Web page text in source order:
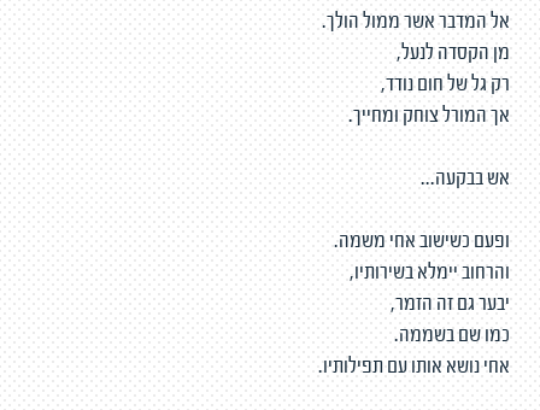
אל המדבר אשר ממול הולך.
מן הקסדה לנעל,
רק גל של חום נודד,
אך המורל צוחק ומחייך.
אש בבקעה...
ופעם כשישוב אחי משמה.
והרחוב יימלא בשירותיו,
יבער גם זה הזמר,
כמו שם בשממה.
אחי נושא אותו עם תפילותיו.